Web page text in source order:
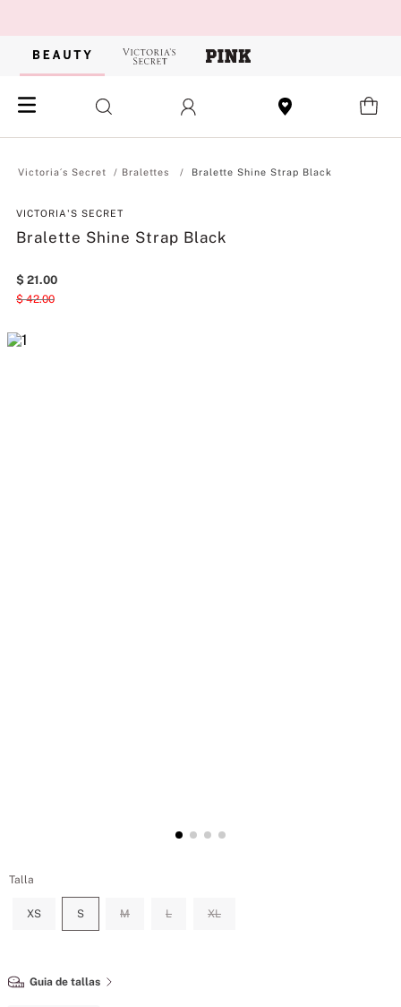
Bralettes Bralette Shine Strap Black
VICTORIA'S SECRET
Bralette Shine Strap Black
$ 21.00
$ 42.00
Talla
XS S M L XL
Guia de tallas